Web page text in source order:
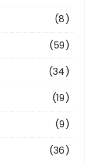
(8)
(59)
(34)
(19)
(9)
(36)